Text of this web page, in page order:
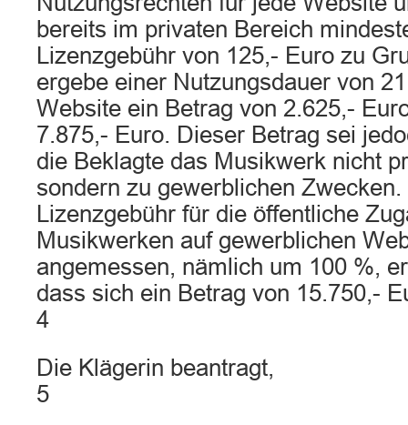
bereits im privaten Bereich
Lizenzgebühr von 125,- Euro zu
ergebe einer Nutzungsdauer von
Website ein Betrag von 2.625,-
7.875,- Euro. Dieser Betrag sei
die Beklagte das Musikwerk nicht
sondern zu gewerblichen
Lizenzgebühr für die öffentliche
Musikwerken auf gewerblichen
angemessen, nämlich um 100 %,
dass sich ein Betrag von 15.750,-
4
Die Klägerin beantragt,
5